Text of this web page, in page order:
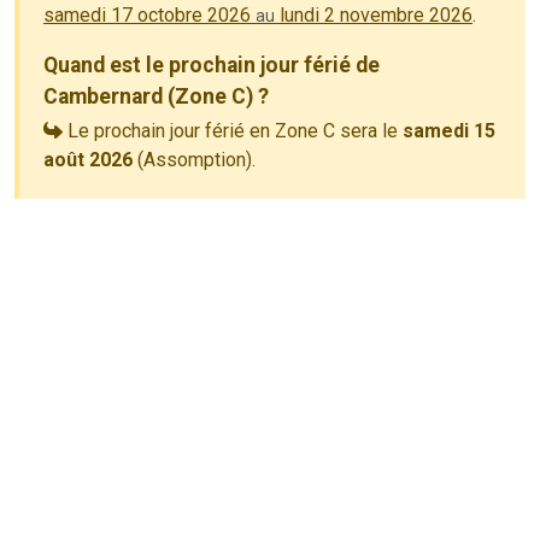
samedi 17 octobre 2026 au lundi 2 novembre 2026.
Quand est le prochain jour férié de
Cambernard (Zone C) ?
Le prochain jour férié en Zone C sera le samedi 15
août 2026 (Assomption).